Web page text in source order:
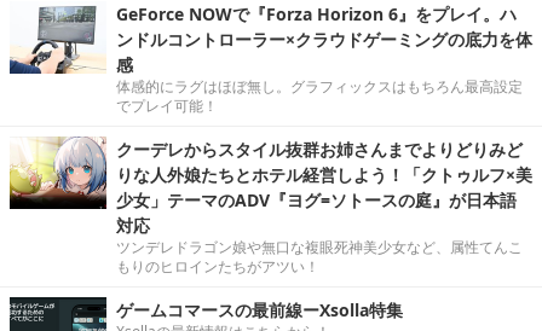
GeForce NOWで『Forza Horizon 6』をプレイ。ハ
ンドルコントローラー×クラウドゲーミングの底力を体
感
体感的にラグはほぼ無し。グラフィックスはもちろん最高設定
でプレイ可能！
クーデレからスタイル抜群お姉さんまでよりどりみど
りな人外娘たちとホテル経営しよう！「クトゥルフ×美
少女」テーマのADV『ヨグ=ソトースの庭』が日本語
対応
ツンデレドラゴン娘や無口な複眼死神美少女など、属性てんこ
もりのヒロインたちがアツい！
ゲームコマースの最前線ーXsolla特集